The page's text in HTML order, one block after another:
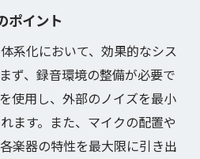
ポイント
系化において、効果的なシス
ず、録音環境の整備が必要で
使用し、外部のノイズを最小
ます。また、マイクの配置や
楽器の特性を最大限に引き出